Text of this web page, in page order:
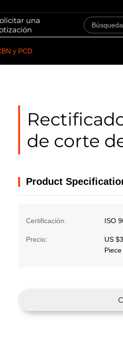
una
y PCD
de corte
Product
Certificación: ISO
Precio:
US
Piece